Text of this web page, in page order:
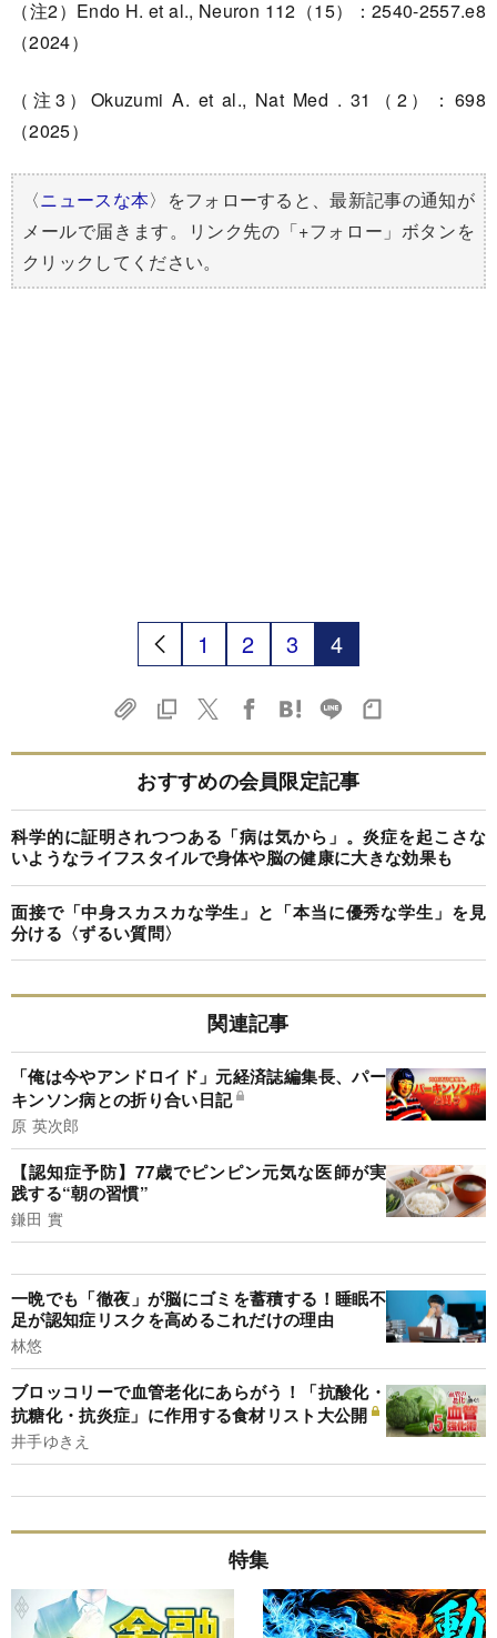
（注2）Endo H. et al., Neuron 112（15）：2540-2557.e8
（2024）
（注3）Okuzumi A. et al., Nat Med . 31（2）：698
（2025）
〈ニュースな本〉をフォローすると、最新記事の通知が
メールで届きます。リンク先の「+フォロー」ボタンを
クリックしてください。
1 2 3 4
おすすめの会員限定記事
科学的に証明されつつある「病は気から」。炎症を起こさな
いようなライフスタイルで身体や脳の健康に大きな効果も
面接で「中身スカスカな学生」と「本当に優秀な学生」を見
分ける〈ずるい質問〉
関連記事
「俺は今やアンドロイド」元経済誌編集長、パー
キンソン病との折り合い日記
原 英次郎
【認知症予防】77歳でピンピン元気な医師が実
践する“朝の習慣”
鎌田 實
一晩でも「徹夜」が脳にゴミを蓄積する！睡眠不
足が認知症リスクを高めるこれだけの理由
林悠
ブロッコリーで血管老化にあらがう！「抗酸化・
抗糖化・抗炎症」に作用する食材リスト大公開
井手ゆきえ
特集